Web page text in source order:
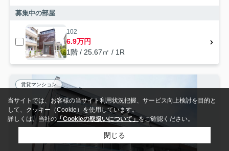
募集中の部屋
102
6.9万円
1階 / 25.67㎡ / 1R
賃貸マンション
当サイトでは、お客様の当サイト利用状況把握、サービス向上検討を目的と
して、クッキー（Cookie）を使用しています。
詳しくは、当社の「Cookieの取扱いについて」をご確認ください。
閉じる